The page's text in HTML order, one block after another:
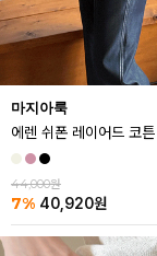
마지아룩
에렌 쉬폰 레이어드 코
44,000원
7% 40,920원